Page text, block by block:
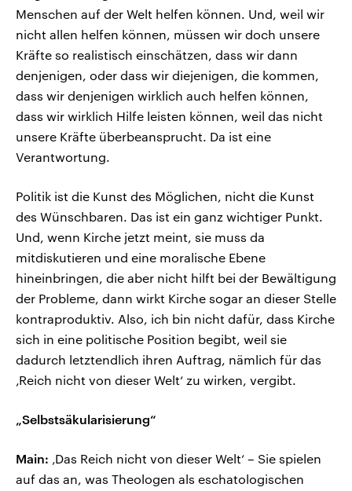
Menschen auf der Welt helfen können. Und, weil wir
nicht allen helfen können, müssen wir doch unsere
Kräfte so realistisch einschätzen, dass wir dann
denjenigen, oder dass wir diejenigen, die kommen,
dass wir denjenigen wirklich auch helfen können,
dass wir wirklich Hilfe leisten können, weil das nicht
unsere Kräfte überbeansprucht. Da ist eine
Verantwortung.
Politik ist die Kunst des Möglichen, nicht die Kunst
des Wünschbaren. Das ist ein ganz wichtiger Punkt.
Und, wenn Kirche jetzt meint, sie muss da
mitdiskutieren und eine moralische Ebene
hineinbringen, die aber nicht hilft bei der Bewältigung
der Probleme, dann wirkt Kirche sogar an dieser Stelle
kontraproduktiv. Also, ich bin nicht dafür, dass Kirche
sich in eine politische Position begibt, weil sie
dadurch letztendlich ihren Auftrag, nämlich für das
‚Reich nicht von dieser Welt‘ zu wirken, vergibt.
„Selbstsäkularisierung“
Main: ‚Das Reich nicht von dieser Welt‘ – Sie spielen
auf das an, was Theologen als eschatologischen